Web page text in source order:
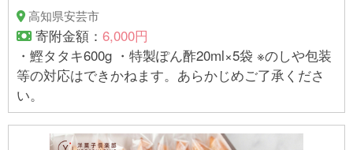
高知県安芸市
寄附金額： 6,000円
・鰹タタキ600g ・特製ぽん酢20ml×5袋 ※のしや包装
等の対応はできかねます。あらかじめご了承くださ
い。